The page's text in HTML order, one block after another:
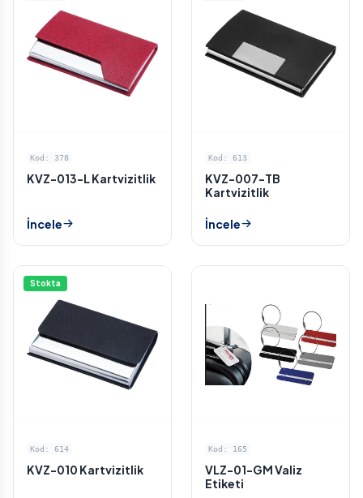
Kod: 378
KVZ-013-L Kartvizitlik
İncele
Kod: 613
KVZ-007-TB
Kartvizitlik
İncele
Stokta
Kod: 614
KVZ-010 Kartvizitlik
Kod: 165
VLZ-01-GM Valiz
Etiketi